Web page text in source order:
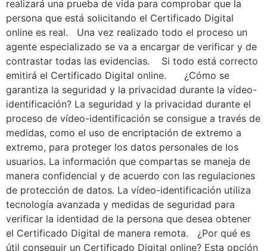
realizará una prueba de vida para comprobar que la
persona que está solicitando el Certificado Digital
online es real. Una vez realizado todo el proceso un
agente especializado se va a encargar de verificar y de
contrastar todas las evidencias. Si todo está correcto
emitirá el Certificado Digital online. ¿Cómo se
garantiza la seguridad y la privacidad durante la vídeo-
identificación? La seguridad y la privacidad durante el
proceso de vídeo-identificación se consigue a través de
medidas, como el uso de encriptación de extremo a
extremo, para proteger los datos personales de los
usuarios. La información que compartas se maneja de
manera confidencial y de acuerdo con las regulaciones
de protección de datos. La vídeo-identificación utiliza
tecnología avanzada y medidas de seguridad para
verificar la identidad de la persona que desea obtener
el Certificado Digital de manera remota. ¿Por qué es
útil conseguir un Certificado Digital online? Esta opción